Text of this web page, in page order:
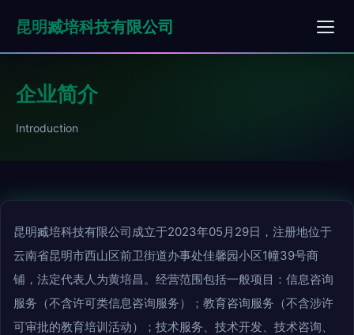
昆明臧培科技有限公司
企业简介
Introduction
昆明臧培科技有限公司成立于2023年05月29日，注册地位于
云南省昆明市西山区前卫街道办事处佳馨园小区1幢39号商
铺，法定代表人为黄培昌。经营范围包括一般项目：信息咨询
服务（不含许可类信息咨询服务）；教育咨询服务（不含涉许
可审批的教育培训活动）；技术服务、技术开发、技术咨询、